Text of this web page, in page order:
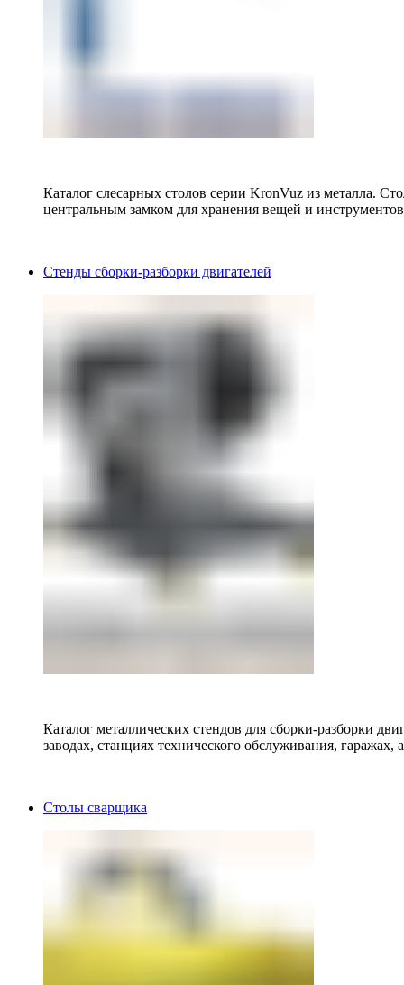
Каталог слесарных столов серии KronVuz из металла.
центральным замком для хранения вещей и
Стенды сборки-разборки двигателей
Каталог металлических стендов для сборки-разборки
заводах, станциях технического обслуживания, гаражах,
Столы сварщика